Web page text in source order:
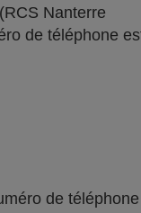
Nanterre
de téléphone
de